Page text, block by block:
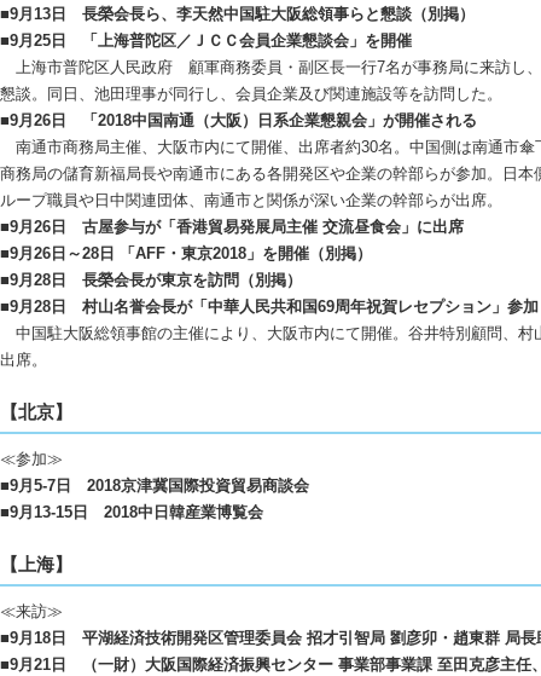
■9月13日 長榮会長ら、李天然中国駐大阪総領事らと懇談（別掲）
■9月25日 「上海普陀区／ＪＣＣ会員企業懇談会」を開催
上海市普陀区人民政府 顧軍商務委員・副区長一行7名が事務局に来訪し
懇談。同日、池田理事が同行し、会員企業及び関連施設等を訪問した。
■9月26日 「2018中国南通（大阪）日系企業懇親会」が開催される
南通市商務局主催、大阪市内にて開催、出席者約30名。中国側は南通市
商務局の儲育新福局長や南通市にある各開発区や企業の幹部らが参加。日
ループ職員や日中関連団体、南通市と関係が深い企業の幹部らが出席。
■9月26日 古屋参与が「香港貿易発展局主催 交流昼食会」に出席
■9月26日～28日 「AFF・東京2018」を開催（別掲）
■9月28日 長榮会長が東京を訪問（別掲）
■9月28日 村山名誉会長が「中華人民共和国69周年祝賀レセプション」参加
中国駐大阪総領事館の主催により、大阪市内にて開催。谷井特別顧問、村
出席。
【北京】
≪参加≫
■9月5-7日 2018京津冀国際投資貿易商談会
■9月13-15日 2018中日韓産業博覧会
【上海】
≪来訪≫
■9月18日 平湖経済技術開発区管理委員会 招才引智局 劉彦卯・趙東群 局長
■9月21日 （一財）大阪国際経済振興センター 事業部事業課 至田克彦主任